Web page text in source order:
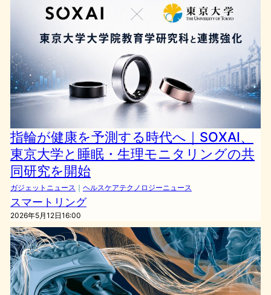
指輪が健康を予測する時代へ｜SOXAI、
東京大学と睡眠・生理モニタリングの共
同研究を開始
ガジェットニュース ｜ ヘルスケアテクノロジーニュース
スマートリング
2026年5月12日16:00